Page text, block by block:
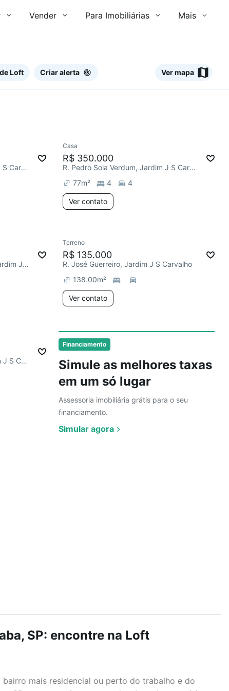
Vender Para Imobiliárias Mais
Loft Criar alerta Ver mapa
Financiamento
Simule as melhores taxas
em um só lugar
Assessoria imobiliária grátis para o seu
financiamento.
Simular agora
R. Pedro Sola Verdum, Jardim J S Carvalho
Casa
R$ 350.000
R. Pedro Sola Verdum, Jardim J S Carvalho
77m² 4 4
Ver contato
R. Francisco Frederico Alves, Jardim J S Carvalho
Terreno
R$ 135.000
R. José Guerreiro, Jardim J S Carvalho
138.00m²
Ver contato
Ver
R. Sebastião Pires Pinto, Jardim J S Carvalho
SP: encontre na Loft
mais residencial ou perto do trabalho e do